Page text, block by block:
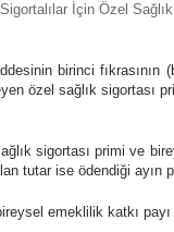
İçin Özel
birinci
özel sağlık sigortası
sigortası primi ve
tutar ise ödendiği ayın
emeklilik katkı